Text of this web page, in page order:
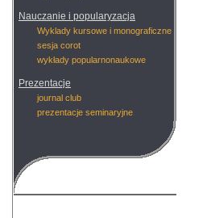
Nauczanie i popularyzacja
Wyklady kursowe i monograficzne
sesja corot
wykłady popularnonaukowe
Prezentacje
journal club
prezentacje seminaryjne